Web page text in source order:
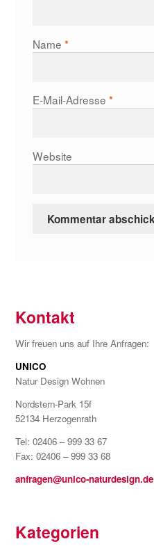
Name *
E-Mail-Adresse *
Website
Kontakt
Wir freuen uns auf Ihre Anfragen:
UNICO
Natur Design Wohnen
Nordstern-Park 15f
52134 Herzogenrath
Tel: 02406 – 999 33 67
Fax: 02406 – 999 33 68
anfragen@unico-naturdesign.de
Kategorien